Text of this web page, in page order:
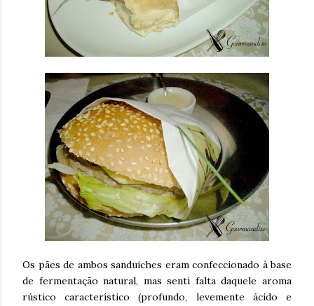
Os pães de ambos sanduiches eram confeccionado à base
de fermentação natural, mas senti falta daquele aroma
rústico característico (profundo, levemente ácido e